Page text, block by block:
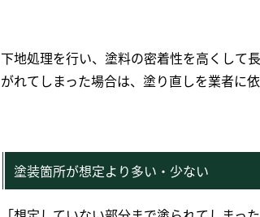
下地処理を行い、塗料の密着性を高くして
がれてしまった場合は、塗り直しを業者に依
塗装箇所が想定より多い・少ない